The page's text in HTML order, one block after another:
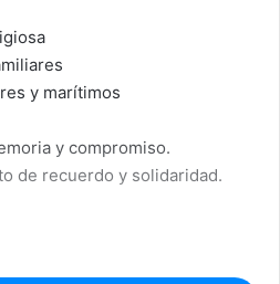
y marítimos
y compromiso.
de recuerdo y solidaridad.